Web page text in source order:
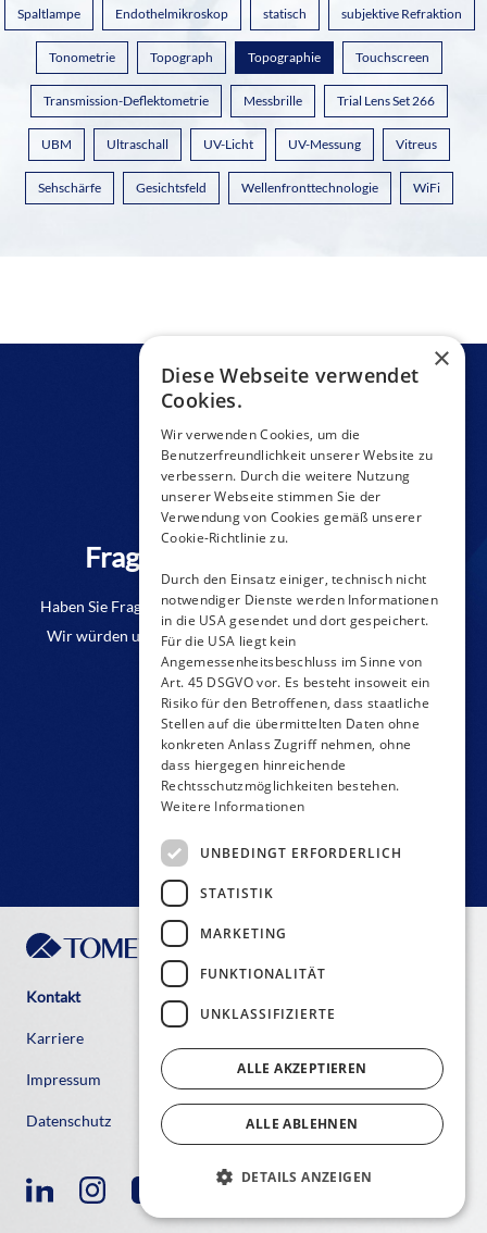
Spaltlampe Endothelmikroskop statisch subjektive Refraktion
Tonometrie Topograph Topographie Touchscreen
Transmission-Deflektometrie Messbrille Trial Lens Set 266
UBM Ultraschall UV-Licht UV-Messung Vitreus
Sehschärfe Gesichtsfeld Wellenfronttechnologie WiFi
Fragen zu einem Produkt?
Haben Sie Fragen oder benötigen Sie weitere Informationen?
Wir würden uns freuen, wenn Sie uns eine Anfrage senden.
KONTAKT-FORMULAR
Kontakt
Karriere
Impressum
Datenschutz
×
Diese Webseite verwendet
Cookies.
Wir verwenden Cookies, um die
Benutzerfreundlichkeit unserer Website zu
verbessern. Durch die weitere Nutzung
unserer Webseite stimmen Sie der
Verwendung von Cookies gemäß unserer
Cookie-Richtlinie zu.
Durch den Einsatz einiger, technisch nicht
notwendiger Dienste werden Informationen
in die USA gesendet und dort gespeichert.
Für die USA liegt kein
Angemessenheitsbeschluss im Sinne von
Art. 45 DSGVO vor. Es besteht insoweit ein
Risiko für den Betroffenen, dass staatliche
Stellen auf die übermittelten Daten ohne
konkreten Anlass Zugriff nehmen, ohne
dass hiergegen hinreichende
Rechtsschutzmöglichkeiten bestehen.
Weitere Informationen
UNBEDINGT ERFORDERLICH
STATISTIK
MARKETING
FUNKTIONALITÄT
UNKLASSIFIZIERTE
ALLE AKZEPTIEREN
ALLE ABLEHNEN
DETAILS ANZEIGEN